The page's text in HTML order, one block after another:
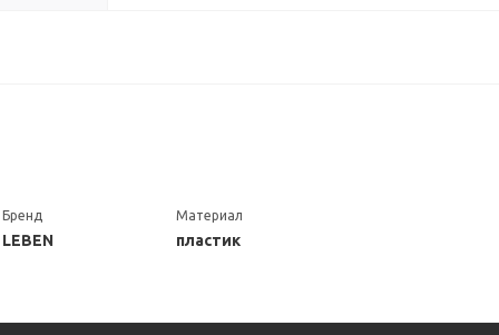
Бренд
LEBEN
Материал
пластик